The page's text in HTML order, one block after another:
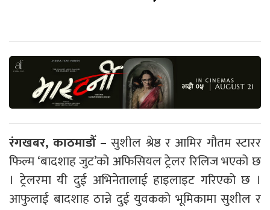
रंगखबर, काठमाडौँ – सुशील श्रेष्ठ र आमिर गौतम स्टारर
फिल्म ‘बादशाह जुट’को अफिसियल ट्रेलर रिलिज भएको छ
। ट्रेलरमा यी दुई अभिनेतालाई हाइलाइट गरिएको छ ।
आफुलाई बादशाह ठान्ने दुई युवकको भूमिकामा सुशील र